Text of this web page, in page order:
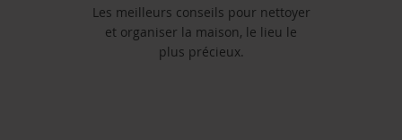
Les meilleurs conseils pour nettoyer
et organiser la maison, le lieu le
plus précieux.